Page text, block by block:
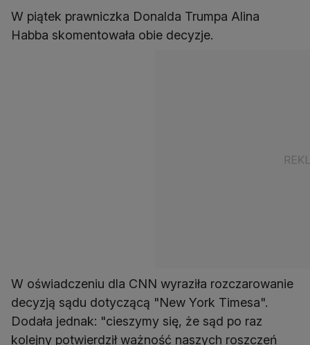
W piątek prawniczka Donalda Trumpa Alina
Habba skomentowała obie decyzje.
W oświadczeniu dla CNN wyraziła rozczarowanie
decyzją sądu dotyczącą "New York Timesa".
Dodała jednak: "cieszymy się, że sąd po raz
kolejny potwierdził ważność naszych roszczeń